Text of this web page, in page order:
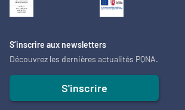
S’inscrire aux newsletters
Découvrez les dernières actualités PQNA.
S'inscrire